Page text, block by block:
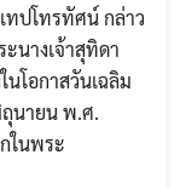
ทปโทรทัศน์ กล่าว
นางเจ้าสุทิดา
โอกาสวันเฉลิม
นายน พ.ศ.
ในพระ